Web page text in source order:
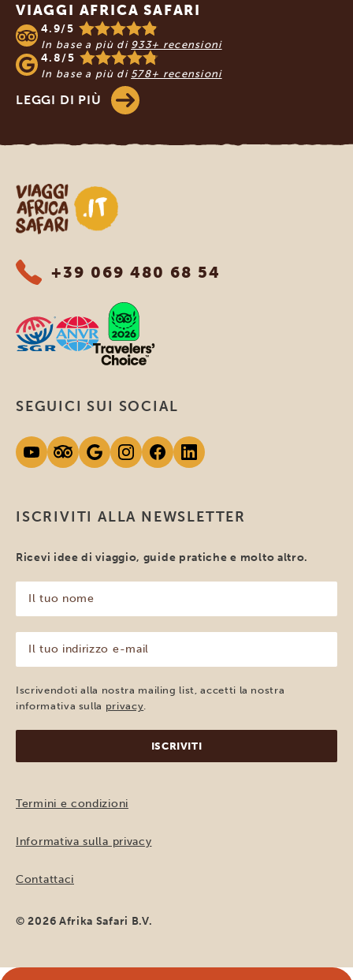
VIAGGI AFRICA SAFARI
4.9/5
In base a più di 933+ recensioni
4.8/5
In base a più di 578+ recensioni
LEGGI DI PIÙ
Viaggi Africa Safari
+39 069 480 68 54
ISCRIVITI ALLA NEWSLETTER
Ricevi idee di viaggio, guide pratiche e molto altro.
tuo
nome
(Obbligatorio)
tuo
indirizzo
e-
mail
Iscrivendoti alla nostra mailing list, accetti la nostra
informativa sulla privacy
SEGUICI SUI SOCIAL
Termini e condizioni
Informativa sulla privacy
Contattaci
© 2026 Afrika Safari B.V.